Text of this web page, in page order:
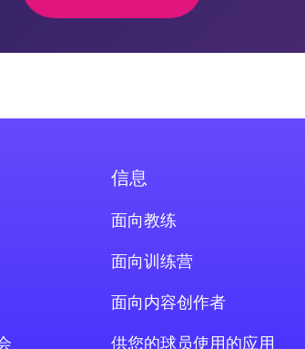
信息
面向教练
面向训练营
面向内容创作者
供您的球员使用的应用